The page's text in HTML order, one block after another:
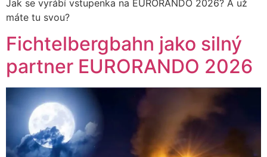
Jak se vyrábí vstupenka na EURORANDO 2026? A už
máte tu svou?
Fichtelbergbahn jako silný
partner EURORANDO 2026